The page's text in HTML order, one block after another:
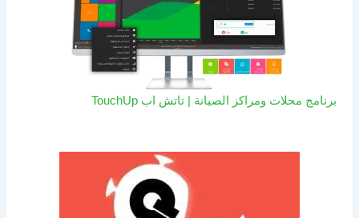
برنامج محلات ومراكز الصيانة | تاتش اب TouchUp